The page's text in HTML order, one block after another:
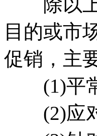
目的或市
促销，主
(1)平常
(2)应对